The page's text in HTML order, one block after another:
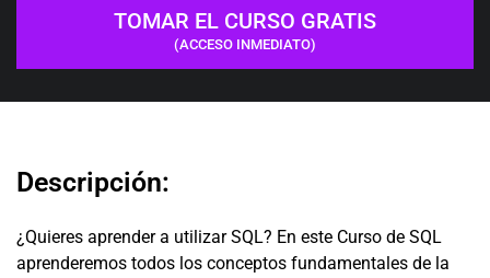
TOMAR EL CURSO GRATIS
(ACCESO INMEDIATO)
Descripción:
¿Quieres aprender a utilizar SQL? En este Curso de SQL
aprenderemos todos los conceptos fundamentales de la